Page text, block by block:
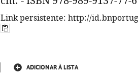
Link persistente: http://
ADICIONAR À LISTA